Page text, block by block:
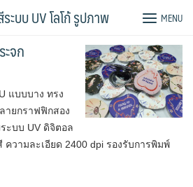
บบ UV โลโก้ รูปภาพ MENU
จก
แบบบาง ทรง
ายกราฟฟิกสอง
ะบบ UV ดิจิตอล
ความละเอียด 2400 dpi รองรับการพิมพ์